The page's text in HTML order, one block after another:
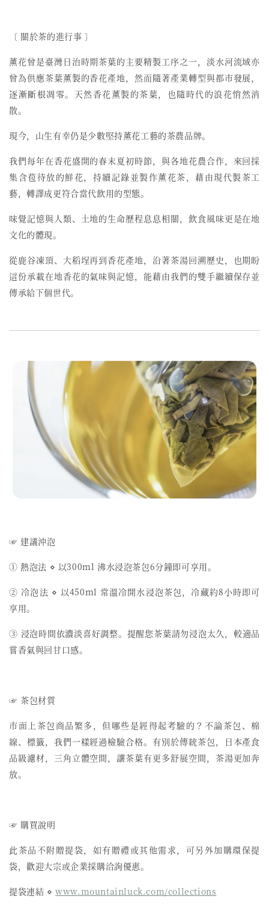
〔 關於茶的進行事 〕
薰花曾是臺灣日治時期茶葉的主要精製工序之一， 淡水河流域亦
曾為供應茶葉薰製的香花產地，然而隨著產業轉型與都市發展，
逐漸斷根凋零。天然香花薰製的茶葉，也隨時代的浪花悄然消
散。
現今，山生有幸仍是少數堅持薰花工藝的茶農品牌。
我們每年在香花盛開的春末夏初時節，與各地花農合作，來回採
集含苞待放的鮮花，持續記錄並製作薰花茶，藉由現代製茶工
藝，轉譯成更符合當代飲用的型態。
味覺記憶與人類、土地的生命歷程息息相關，飲食風味更是在地
文化的體現。
從鹿谷凍頂、大稻埕再到香花產地，沿著茶湯回溯歷史，也期盼
這份承載在地香花的氣味與記憶，能藉由我們的雙手繼續保存並
傳承給下個世代。
☞ 建議沖泡
① 熱泡法 ⋄ 以300ml 沸水浸泡茶包6分鐘即可享用。
② 冷泡法 ⋄ 以450ml 常溫冷開水浸泡茶包，冷藏約8小時即可
享用。
③ 浸泡時間依濃淡喜好調整。提醒您茶葉請勿浸泡太久，較適品
嘗香氣與回甘口感。
☞ 茶包材質
市面上茶包商品繁多，但哪些是經得起考驗的？不論茶包、棉
線、標籤，我們一樣經過檢驗合格。有別於傳統茶包，日本產食
品級濾材，三角立體空間，讓茶葉有更多舒展空間，茶湯更加奔
放。
☞ 購買說明
此茶品不附贈提袋，如有贈禮或其他需求，可另外加購環保提
袋，歡迎大宗或企業採購洽詢優惠。
提袋連結 ⋄www.mountainluck.com/collections